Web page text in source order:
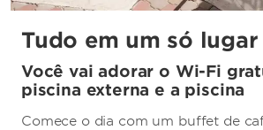
Tudo em um só lugar
Você vai adorar o Wi-Fi
piscina externa e a piscina
Comece o dia com um buffet de